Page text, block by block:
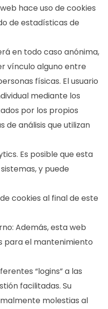
hace uso de cookies
de estadísticas de
en todo caso anónima,
vínculo alguno entre
físicas. El usuario
mediante los
por los propios
de análisis que utilizan
Es posible que esta
y puede
cookies al final de este
Además, esta web
para el mantenimiento
“logins” a las
facilitadas. Su
molestias al